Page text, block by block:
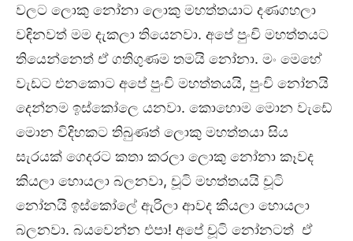
වලට ලොකු නෝනා ලොකු මහත්තයාට දණගහලා
වඳිනවත් මම දැකලා තියෙනවා. අපේ පුංචි මහත්තයට
තියෙන්නෙත් ඒ ගතිගුණම තමයි නෝනා. මං මෙහේ
වැඩට එනකොට අපේ පුංචි මහත්තයයි, පුංචි නෝනයි
දෙන්නම ඉස්කෝලෙ යනවා. කොහොම මොන වැඩේ
මොන විදිහකට තිබුණත් ලොකු මහත්තයා සිය
සැරයක් ගෙදරට කතා කරලා ලොකු නෝනා කෑවද
කියලා හොයලා බලනවා, චූටි මහත්තයයි චූටි
නෝනයි ඉස්කෝලේ ඇරිලා ආවද කියලා හොයලා
බලනවා. බයවෙන්න එපා! අපේ චූටි නෝනටත් ඒ